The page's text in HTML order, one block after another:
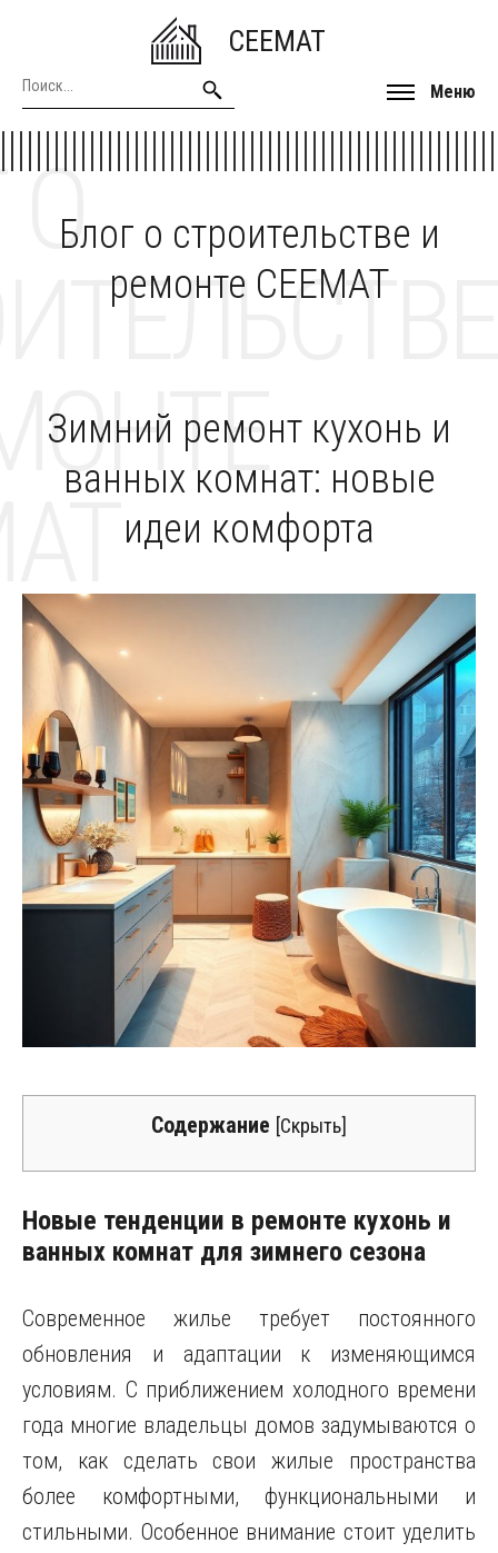
CEEMAT
Меню
Блог о строительстве и
ремонте CEEMAT
О
Зимний ремонт кухонь и
ванных комнат: новые
идеи комфорта
Содержание [Скрыть]
Новые тенденции в ремонте кухонь и
ванных комнат для зимнего сезона
Современное жилье требует постоянного
обновления и адаптации к изменяющимся
условиям. С приближением холодного времени
года многие владельцы домов задумываются о
том, как сделать свои жилые пространства
более комфортными, функциональными и
стильными. Особенное внимание стоит уделить